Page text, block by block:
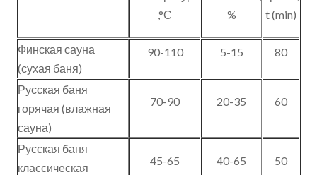
,°С
%
t (min)
Финская сауна
(сухая баня)
90-110 5-15 80
Русская баня
горячая (влажная
сауна)
70-90 20-35 60
Русская баня
классическая
45-65 40-65 50